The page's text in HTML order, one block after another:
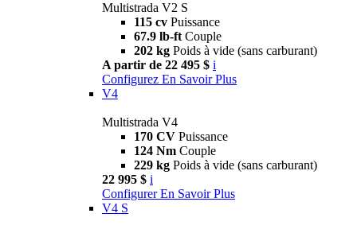
Multistrada V2 S
115 cv Puissance
67.9 lb-ft Couple
202 kg Poids à vide (sans carburant)
A partir de 22 495 $ i
Configurez En Savoir Plus
V4
Multistrada V4
170 CV Puissance
124 Nm Couple
229 kg Poids à vide (sans carburant)
22 995 $ i
Configurer En Savoir Plus
V4 S